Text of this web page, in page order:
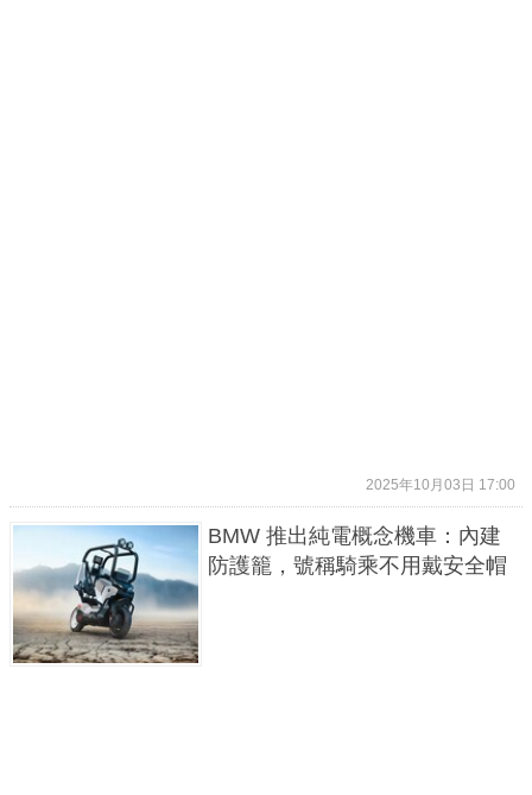
2025年10月03日 17:00
BMW 推出純電概念機車：內建
防護籠，號稱騎乘不用戴安全帽